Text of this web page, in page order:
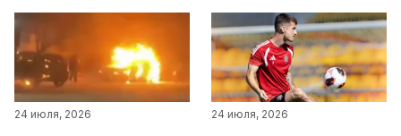
24 июля, 2026 24 июля, 2026